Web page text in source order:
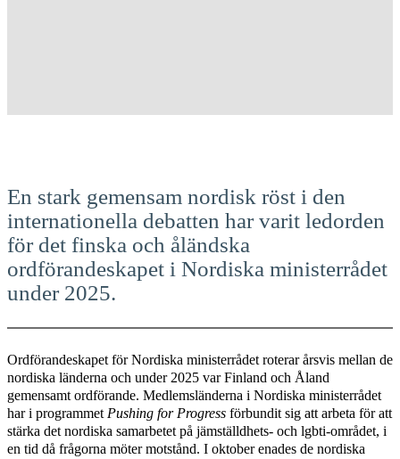
En stark gemensam nordisk röst i den
internationella debatten har varit ledorden
för det finska och åländska
ordförandeskapet i Nordiska ministerrådet
under 2025.
Ordförandeskapet för Nordiska ministerrådet roterar årsvis mellan de
nordiska länderna och under 2025 var Finland och Åland
gemensamt ordförande. Medlemsländerna i Nordiska ministerrådet
har i programmetPushing for Progress förbundit sig att arbeta för att
stärka det nordiska samarbetet på jämställdhets- och lgbti-området, i
en tid då frågorna möter motstånd. I oktober enades de nordiska